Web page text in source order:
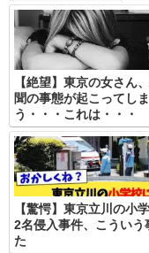
【絶望】東京の女さん
聞の事態が起こってしま
う・・・これは・・・
【驚愕】東京立川の小
2名侵入事件、こういう
た